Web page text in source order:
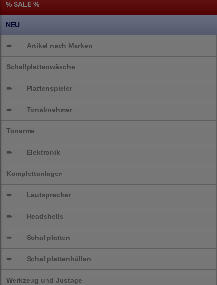
% SALE %
NEU
➨ Artikel nach Marken
Schallplattenwäsche
➨ Plattenspieler
➨ Tonabnehmer
Tonarme
➨ Elektronik
Komplettanlagen
➨ Lautsprecher
➨ Headshells
➨ Schallplatten
➨ Schallplattenhüllen
Werkzeug und Justage